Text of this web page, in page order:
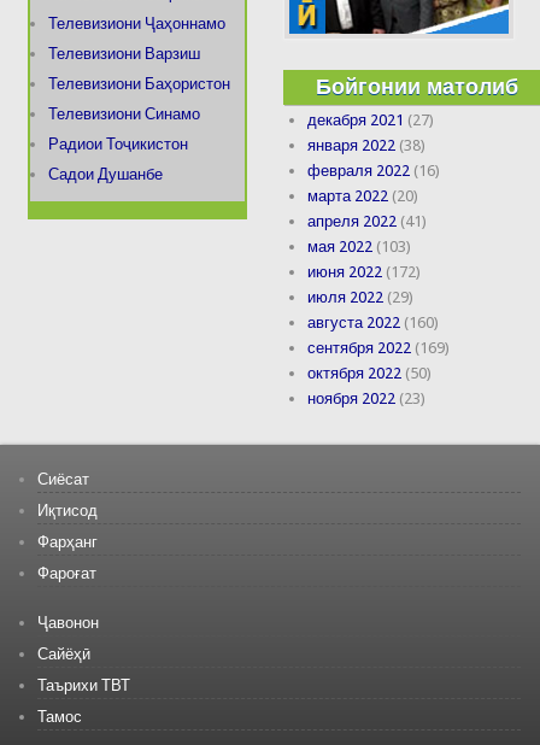
Телевизиони Ҷаҳоннамо
Телевизиони Варзиш
Телевизиони Баҳористон
Телевизиони Синамо
Радиои Тоҷикистон
Садои Душанбе
Бойгонии матолиб
декабря 2021 (27)
января 2022 (38)
февраля 2022 (16)
марта 2022 (20)
апреля 2022 (41)
мая 2022 (103)
июня 2022 (172)
июля 2022 (29)
августа 2022 (160)
сентября 2022 (169)
октября 2022 (50)
ноября 2022 (23)
Сиёсат
Иқтисод
Фарҳанг
Фароғат
Ҷавонон
Сайёҳӣ
Таърихи ТВТ
Тамос